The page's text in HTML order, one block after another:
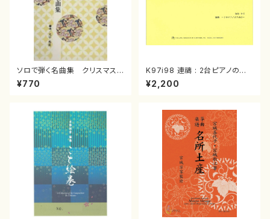
ソロで弾く名曲集 クリスマス・
イブ／恋人がサンタクロース(
箏独奏 /大平光美 編曲/楽
¥770
K97i98 連禱 : 2台ピアノのた
めの（2 Pianos / 菊池 幸夫 /
楽譜）
¥2,200